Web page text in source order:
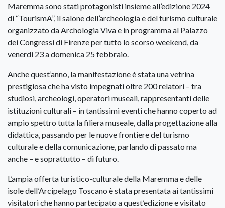
Maremma sono stati protagonisti insieme all’edizione 2024
di “TourismA”, il salone dell’archeologia e del turismo culturale
organizzato da Archologia Viva e in programma al Palazzo
dei Congressi di Firenze per tutto lo scorso weekend, da
venerdì 23 a domenica 25 febbraio.
Anche quest’anno, la manifestazione è stata una vetrina
prestigiosa che ha visto impegnati oltre 200 relatori – tra
studiosi, archeologi, operatori museali, rappresentanti delle
istituzioni culturali – in tantissimi eventi che hanno coperto ad
ampio spettro tutta la filiera museale, dalla progettazione alla
didattica, passando per le nuove frontiere del turismo
culturale e della comunicazione, parlando di passato ma
anche – e soprattutto – di futuro.
L’ampia offerta turistico-culturale della Maremma e delle
isole dell’Arcipelago Toscano è stata presentata ai tantissimi
visitatori che hanno partecipato a quest’edizione e visitato